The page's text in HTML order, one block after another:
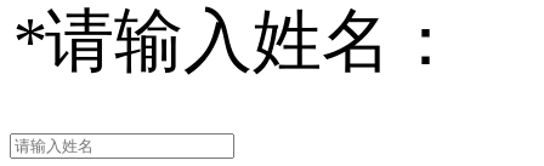
*请输入姓名：